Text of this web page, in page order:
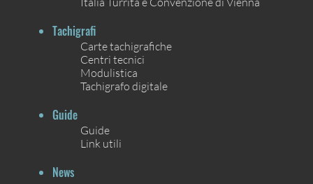
Tachigrafi
Carte tachigrafiche
Centri tecnici
Modulistica
Tachigrafo digitale
Guide
Guide
Link utili
News